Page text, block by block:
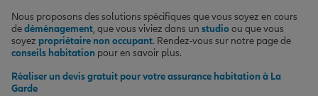
Nous proposons des solutions spécifiques que vous soyez en cours
dedéménagement, que vous viviez dans un studioou que vous
soyez propriétaire non occupant. Rendez-vous sur notre page de
conseils habitation pour en savoir plus.
Réaliser un devis gratuit pour votre assurance habitation à La
Garde